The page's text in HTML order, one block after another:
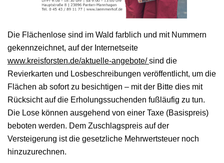
Die Flächenlose sind im Wald farblich und mit Nummern
gekennzeichnet, auf der Internetseite
www.kreisforsten.de/aktuelle-angebote/sind die
Revierkarten und Losbeschreibungen veröffentlicht, um die
Flächen ab sofort zu besichtigen – mit der Bitte dies mit
Rücksicht auf die Erholungssuchenden fußläufig zu tun.
Die Lose können ausgehend von einer Taxe (Basispreis)
beboten werden. Dem Zuschlagspreis auf der
Versteigerung ist die gesetzliche Mehrwertsteuer noch
hinzuzurechnen.